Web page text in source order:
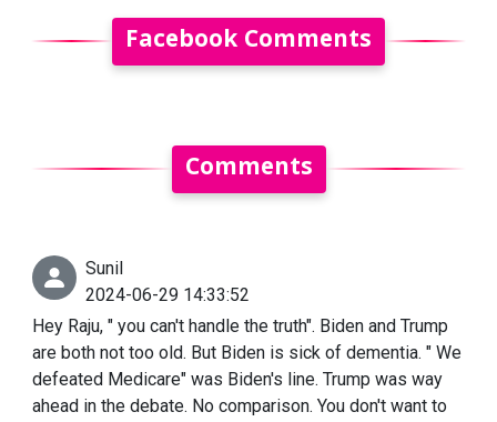
Facebook Comments
Comments
Sunil
2024-06-29 14:33:52
Hey Raju, " you can't handle the truth". Biden and Trump
are both not too old. But Biden is sick of dementia. " We
defeated Medicare" was Biden's line. Trump was way
ahead in the debate. No comparison. You don't want to